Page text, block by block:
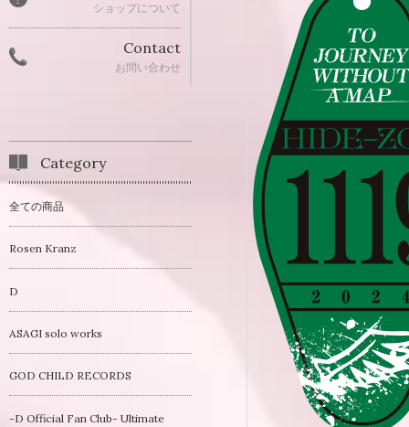
ショップについて
Contact
お問い合わせ
Category
全ての商品
Rosen Kranz
D
ASAGI solo works
GOD CHILD RECORDS
-D Official Fan Club- Ultimate